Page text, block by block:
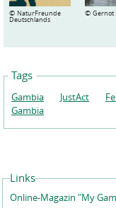
© NaturFreunde
Deutschlands
© Gernot
Tags
Gambia JustAct
Gambia
Links
Online-Magazin "My